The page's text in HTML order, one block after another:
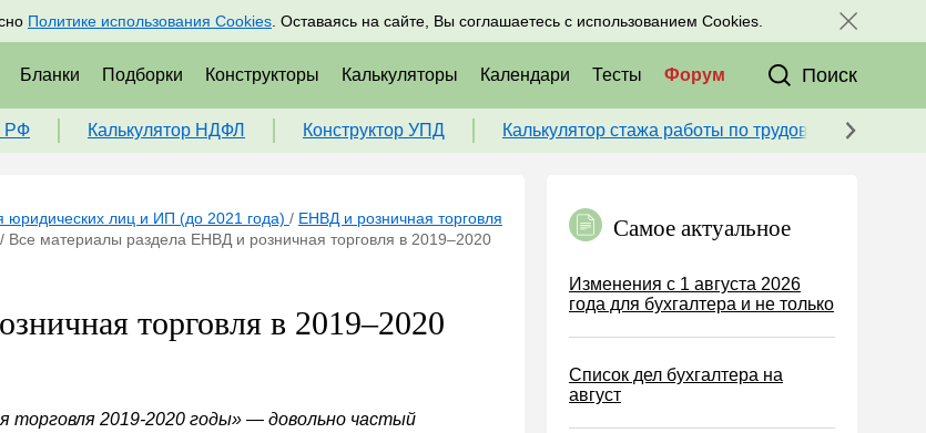
Политике использования Cookies . Оставаясь на сайте, Вы соглашаетесь с использованием Cookies.
Подписаться Присоединяйтесь к нам в соц. сетях:
Бланки Подборки Конструкторы Калькуляторы Календари Тесты Форум Поиск
РФ Калькулятор НДФЛ Конструктор УПД Калькулятор стажа работы по трудовой книжке
Самое актуальное
Изменения с 1 августа 2026
года для бухгалтера и не только
Список дел бухгалтера на
август
юридических лиц и ИП (до 2021 года) / ЕНВД и розничная торговля
/ Все материалы раздела ЕНВД и розничная торговля в 2019–2020
торговля в 2019–2020
торговля 2019-2020 годы» — довольно частый